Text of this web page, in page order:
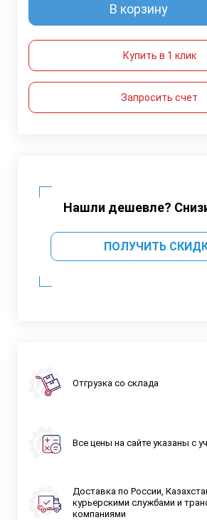
В корзину
Купить в 1 клик
Запросить счет
Нашли дешевле?
ПОЛУЧИТЬ
Отгрузка со склада
Все цены на сайте указаны с
Доставка по России,
курьерскими службами и
компаниями